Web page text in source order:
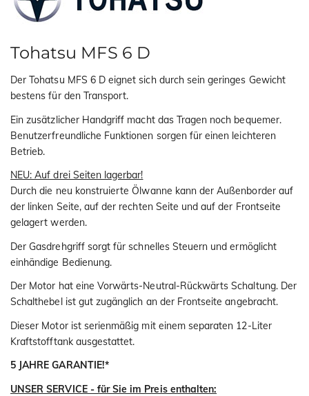
Tohatsu MFS 6 D
Der Tohatsu MFS 6 D eignet sich durch sein geringes Gewicht
bestens für den Transport.
Ein zusätzlicher Handgriff macht das Tragen noch bequemer.
Benutzerfreundliche Funktionen sorgen für einen leichteren
Betrieb.
NEU: Auf drei Seiten lagerbar!
Durch die neu konstruierte Ölwanne kann der Außenborder auf
der linken Seite, auf der rechten Seite und auf der Frontseite
gelagert werden.
Der Gasdrehgriff sorgt für schnelles Steuern und ermöglicht
einhändige Bedienung.
Der Motor hat eine Vorwärts-Neutral-Rückwärts Schaltung. Der
Schalthebel ist gut zugänglich an der Frontseite angebracht.
Dieser Motor ist serienmäßig mit einem separaten 12-Liter
Kraftstofftank ausgestattet.
5 JAHRE GARANTIE!*
UNSER SERVICE - für Sie im Preis enthalten: